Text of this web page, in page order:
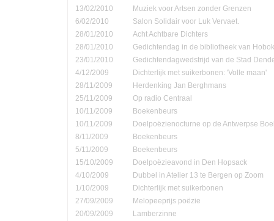
13/02/2010
Muziek voor Artsen zonder Grenzen
6/02/2010
Salon Solidair voor Luk Vervaet.
28/01/2010
Acht Achtbare Dichters
28/01/2010
Gedichtendag in de bibliotheek van
23/01/2010
Gedichtendagwedstrijd van de Stad
4/12/2009
Dichterlijk met suikerbonen: 'Volle maan'
28/11/2009
Herdenking Jan Berghmans
25/11/2009
Op radio Centraal
10/11/2009
Boekenbeurs
10/11/2009
Doelpoëzienocturne op de Antwerpse
8/11/2009
Boekenbeurs
5/11/2009
Boekenbeurs
15/10/2009
Doelpoëzieavond in Den Hopsack
4/10/2009
Dubbel in Atelier 13 te Bergen op Zoom
1/10/2009
Dichterlijk met suikerbonen
27/09/2009
Melopeeprijs poëzie
20/09/2009
Lamberzinne